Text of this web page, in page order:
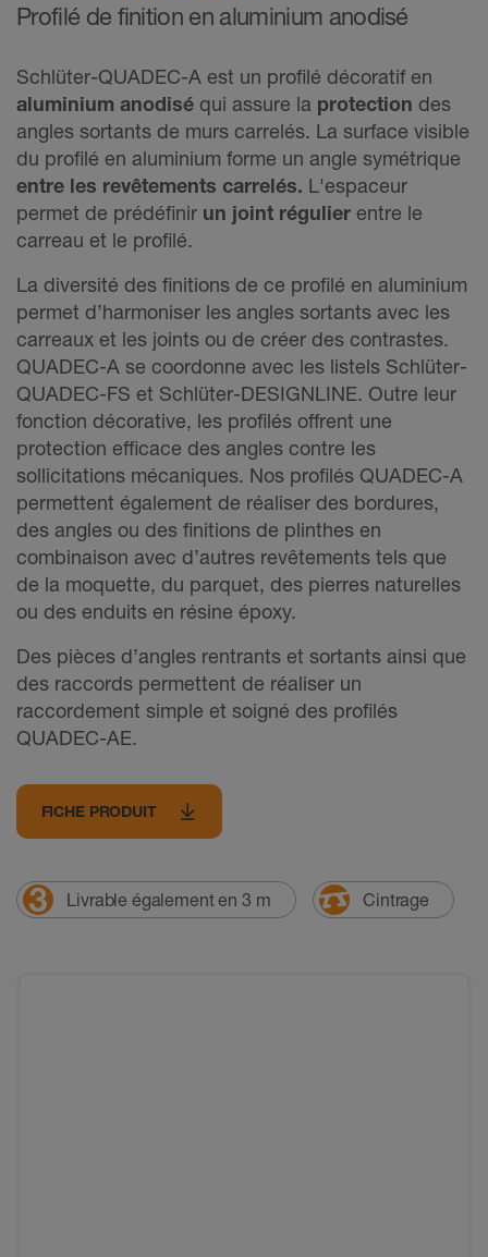
Profilé de finition en aluminium anodisé
Schlüter-QUADEC-A est un profilé décoratif en
aluminium anodisé qui assure la protection des
angles sortants de murs carrelés. La surface visible
du profilé en aluminium forme un angle symétrique
entre les revêtements carrelés. L'espaceur
permet de prédéfinir un joint régulier entre le
carreau et le profilé.
La diversité des finitions de ce profilé en aluminium
permet d’harmoniser les angles sortants avec les
carreaux et les joints ou de créer des contrastes.
QUADEC-A se coordonne avec les listels Schlüter-
QUADEC-FS et Schlüter-DESIGNLINE. Outre leur
fonction décorative, les profilés offrent une
protection efficace des angles contre les
sollicitations mécaniques. Nos profilés QUADEC-A
permettent également de réaliser des bordures,
des angles ou des finitions de plinthes en
combinaison avec d’autres revêtements tels que
de la moquette, du parquet, des pierres naturelles
ou des enduits en résine époxy.
Des pièces d’angles rentrants et sortants ainsi que
des raccords permettent de réaliser un
raccordement simple et soigné des profilés
QUADEC-AE.
FICHE PRODUIT
Livrable également en 3 m Cintrage